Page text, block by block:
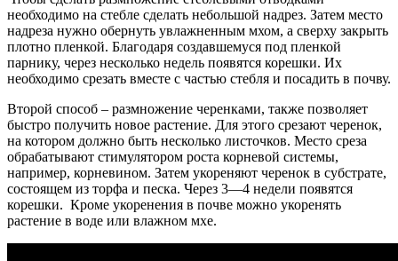
необходимо на стебле сделать небольшой надрез. Затем место
надреза нужно обернуть увлажненным мхом, а сверху закрыть
плотно пленкой. Благодаря создавшемуся под пленкой
парнику, через несколько недель появятся корешки. Их
необходимо срезать вместе с частью стебля и посадить в почву.
Второй способ – размножение черенками, также позволяет
быстро получить новое растение. Для этого срезают черенок,
на котором должно быть несколько листочков. Место среза
обрабатывают стимулятором роста корневой системы,
например, корневином. Затем укореняют черенок в субстрате,
состоящем из торфа и песка. Через 3—4 недели появятся
корешки. Кроме укоренения в почве можно укоренять
растение в воде или влажном мхе.